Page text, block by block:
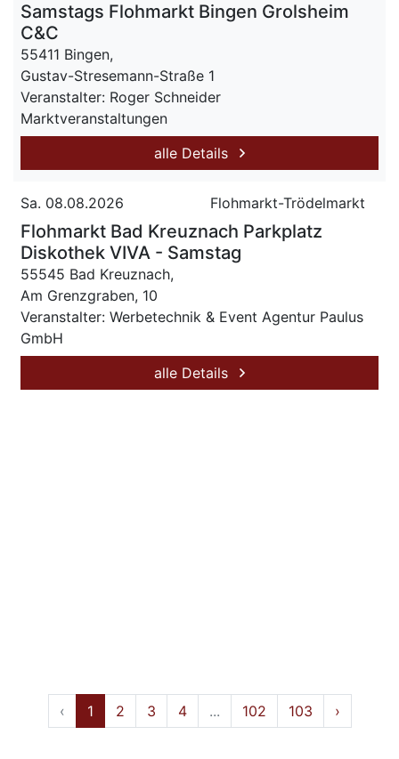
Samstags Flohmarkt Bingen Grolsheim
C&C
55411 Bingen,
Gustav-Stresemann-Straße 1
Veranstalter: Roger Schneider
Marktveranstaltungen
alle Details
Sa. 08.08.2026 Flohmarkt-Trödelmarkt
Flohmarkt Bad Kreuznach Parkplatz
Diskothek VIVA - Samstag
55545 Bad Kreuznach,
Am Grenzgraben, 10
Veranstalter: Werbetechnik & Event Agentur Paulus
GmbH
alle Details
‹ 1 2 3 4 ... 102 103 ›